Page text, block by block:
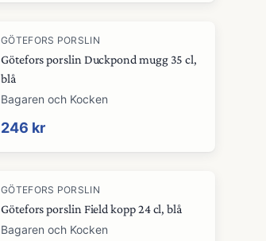
GÖTEFORS PORSLIN
Götefors porslin Duckpond mugg 35 cl,
blå
Bagaren och Kocken
246 kr
GÖTEFORS PORSLIN
Götefors porslin Field kopp 24 cl, blå
Bagaren och Kocken